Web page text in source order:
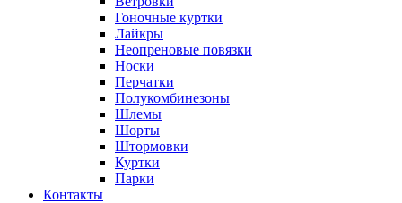
Гоночные куртки
Лайкры
Неопреновые повязки
Носки
Перчатки
Полукомбинезоны
Шлемы
Шорты
Штормовки
Куртки
Парки
Контакты